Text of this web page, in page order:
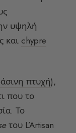
υψηλή
και chypre
πτυχή),
που το
Το
του L’Artisan